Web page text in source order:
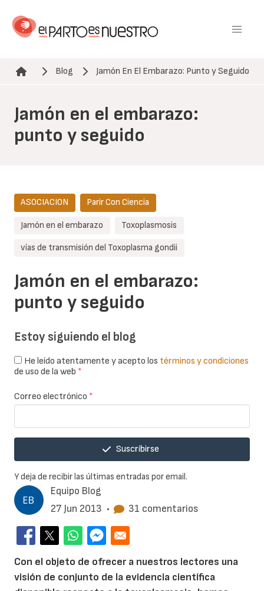
contenido
Ruta de navegación
Blog Jamón En El Embarazo: Punto y Seguido
Jamón en el embarazo:
punto y seguido
Equipo Blog
27 Jun 2013 • 31 comentarios
Jamón en el embarazo:
punto y seguido
ASOCIACION Parir Con Ciencia
Jamón en el embarazo Toxoplasmosis
vías de transmisión del Toxoplasma gondii
Con el objeto de ofrecer a nuestros lectores una
visión de conjunto de la evidencia científica
Estoy siguiendo el blog
He leído atentamente y acepto los términos y condiciones
de uso de la web *
Correo electrónico *
Suscribirse
Y deja de recibir las últimas entradas por email.